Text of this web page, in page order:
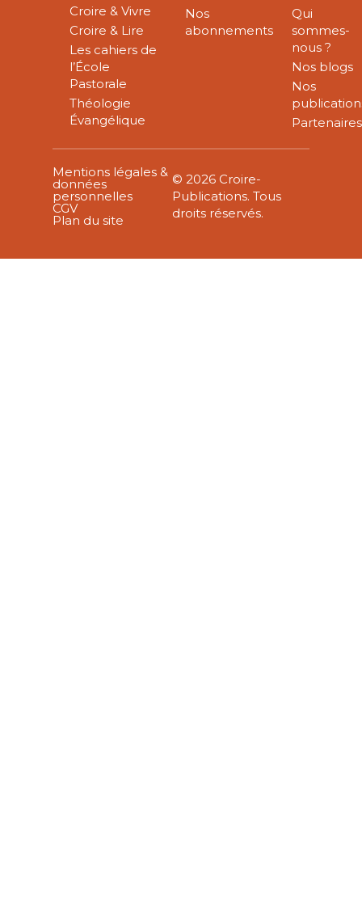
Croire & Vivre
Croire & Lire
Les cahiers de
l’École
Pastorale
Théologie
Évangélique
Nos
abonnements
Qui
sommes-
nous ?
Nos blogs
Nos
Partenaires
Mentions légales &
données
personnelles
CGV
Plan du site
© 2026 Croire-
Publications. Tous
droits réservés.